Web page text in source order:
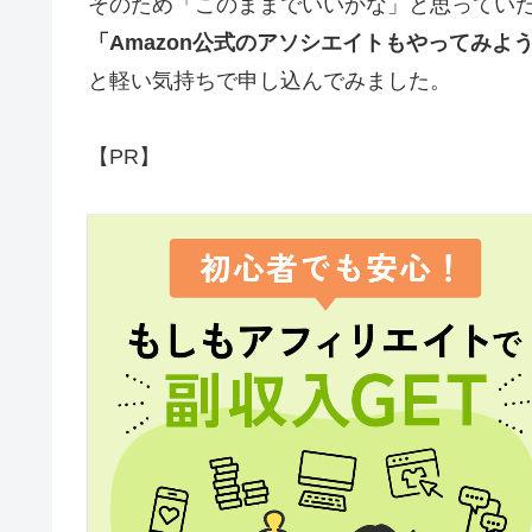
そのため「このままでいいかな」と思ってい
「Amazon公式のアソシエイトもやってみよう
と軽い気持ちで申し込んでみました。
【PR】